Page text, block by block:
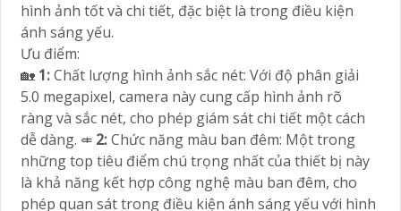
hình ảnh tốt và chi tiết, đặc biệt là trong điều kiện
ánh sáng yếu.
Ưu điểm:
🏡 1:Chất lượng hình ảnh sắc nét: Với độ phân giải
5.0 megapixel, camera này cung cấp hình ảnh rõ
ràng và sắc nét, cho phép giám sát chi tiết một cách
dễ dàng. ⤂ 2:Chức năng màu ban đêm: Một trong
những top tiêu điểm chú trọng nhất của thiết bị này
là khả năng kết hợp công nghệ màu ban đêm, cho
phép quan sát trong điều kiện ánh sáng yếu với hình